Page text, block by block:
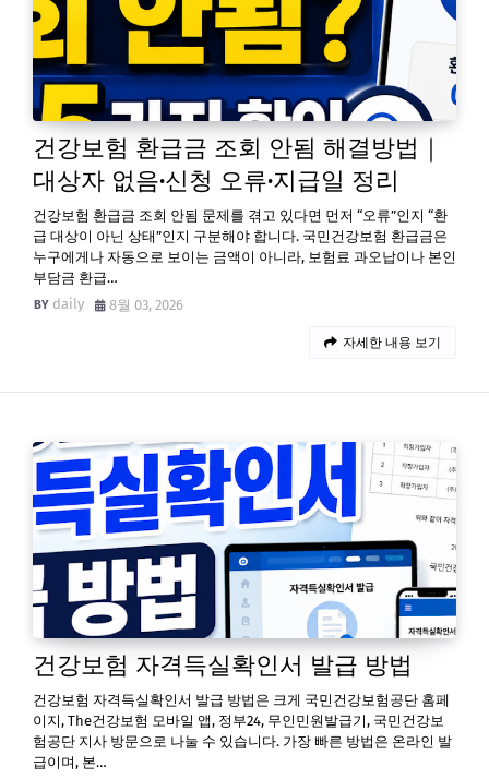
건강보험 환급금 조회 안됨 해결방법｜
대상자 없음·신청 오류·지급일 정리
건강보험 환급금 조회 안됨 문제를 겪고 있다면 먼저 “오류”인지 “환
급 대상이 아닌 상태”인지 구분해야 합니다. 국민건강보험 환급금은
누구에게나 자동으로 보이는 금액이 아니라, 보험료 과오납이나 본인
부담금 환급…
daily
8월 03, 2026
자세한 내용 보기
건강보험 자격득실확인서 발급 방법
건강보험 자격득실확인서 발급 방법은 크게 국민건강보험공단 홈페
이지, The건강보험 모바일 앱, 정부24, 무인민원발급기, 국민건강보
험공단 지사 방문으로 나눌 수 있습니다. 가장 빠른 방법은 온라인 발
급이며, 본…